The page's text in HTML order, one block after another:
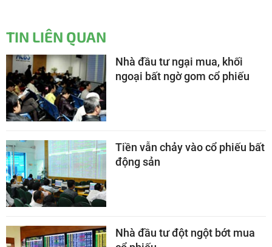
TIN LIÊN QUAN
Nhà đầu tư ngại mua, khối
ngoại bất ngờ gom cổ phiếu
Tiền vẫn chảy vào cổ phiếu bất
động sản
Nhà đầu tư đột ngột bớt mua